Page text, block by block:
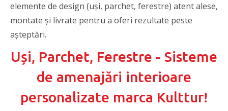
elemente de design (uși, parchet, ferestre) atent alese,
montate și livrate pentru a oferi rezultate peste
așteptări.
Uși, Parchet, Ferestre - Sisteme
de amenajări interioare
personalizate marca Kulttur!